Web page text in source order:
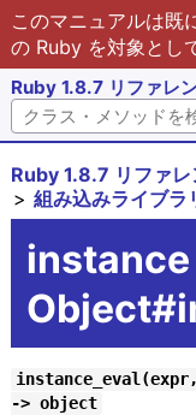
このマニュアルは既
の Ruby を対象とし
Ruby 1.8.7 リファレ
Ruby 1.8.7 リファ
組み込みライブラ
-> object